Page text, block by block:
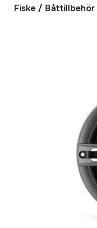
Deutschland
Fiske / Båttillbehör